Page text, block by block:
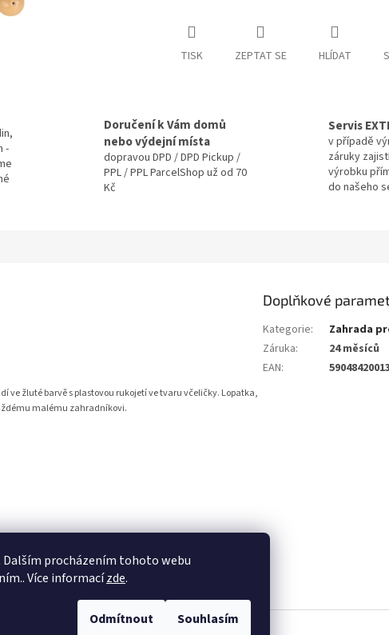
Dalším procházením tohoto webu
Více informacízde.
Odmítnout Souhlasím
TISK ZEPTAT SE HLÍDAT
-
Doručení k Vám domů
nebo výdejní místa
dopravou DPD / DPD Pickup /
PPL / PPL ParcelShop už od 70
Kč
Servis
v případě
záruky
výrobku
do našeho
ve žluté barvě s plastovou rukojetí ve tvaru včeličky. Lopatka,
malému zahradníkovi.
Doplňkové
Kategorie:
Zahrada
Záruka:
24 měsíců
EAN: